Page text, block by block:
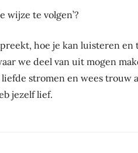
wijze te volgen’?
hoe je kan luisteren
we deel van uit mogen
stromen en wees trouw
jezelf lief.